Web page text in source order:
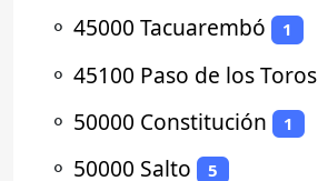
⚬ 45000 Tacuarembó 1
⚬ 45100 Paso de los Toros
⚬ 50000 Constitución 1
⚬ 50000 Salto 5